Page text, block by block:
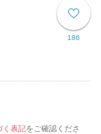
186
く表記をご確認くださ